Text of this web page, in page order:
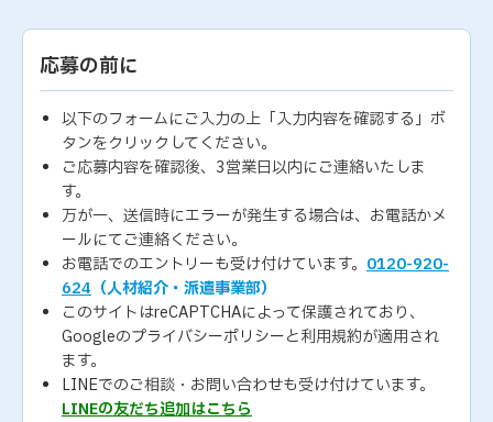
応募の前に
以下のフォームにご入力の上「入力内容を確認する」ボ
タンをクリックしてください。
ご応募内容を確認後、3営業日以内にご連絡いたしま
す。
万が一、送信時にエラーが発生する場合は、お電話かメ
ールにてご連絡ください。
お電話でのエントリーも受け付けています。 0120-920-
624 （人材紹介・派遣事業部）
このサイトはreCAPTCHAによって保護されており、
Googleのプライバシーポリシーと利用規約が適用され
ます。
LINEでのご相談・お問い合わせも受け付けています。
LINEの友だち追加はこちら